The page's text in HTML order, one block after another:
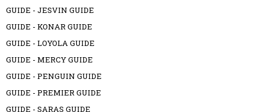
GUIDE - JESVIN GUIDE
GUIDE - KONAR GUIDE
GUIDE - LOYOLA GUIDE
GUIDE - MERCY GUIDE
GUIDE - PENGUIN GUIDE
GUIDE - PREMIER GUIDE
GUIDE - SARAS GUIDE